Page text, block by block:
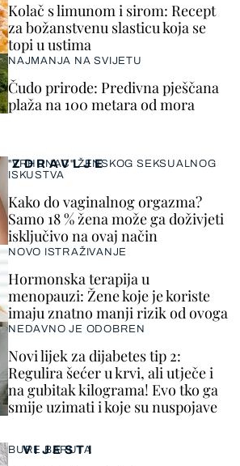
VIJESTI
BURE BARUTA
ZDRAVLJE
"VRHUNAC" ŽENSKOG SEKSUALNOG
ISKUSTVA
Kako do vaginalnog orgazma?
Samo 18 % žena može ga doživjeti
isključivo na ovaj način
NOVO ISTRAŽIVANJE
Hormonska terapija u
menopauzi: Žene koje je koriste
imaju znatno manji rizik od ovoga
NEDAVNO JE ODOBREN
Novi lijek za dijabetes tip 2:
Regulira šećer u krvi, ali utječe i
na gubitak kilograma! Evo tko ga
smije uzimati i koje su nuspojave
Kolač s limunom i sirom: Recept
za božanstvenu slasticu koja se
topi u ustima
NAJMANJA NA SVIJETU
Čudo prirode: Predivna pješčana
plaža na 100 metara od mora